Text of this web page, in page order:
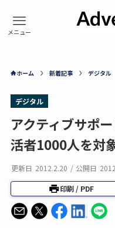
ホーム 新着記事 デジタル
デジタル
アクティブサポー
活者1000人を対
更新日 2012.2.20 / 公開日
印刷 / PDF